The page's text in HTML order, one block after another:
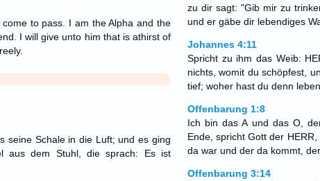
to pass. I am the Alpha and the
I will give unto him that is athirst of
seine Schale in die Luft; und es ging
aus dem Stuhl, die sprach: Es ist
zu dir sagt: "Gib mir zu
und er gäbe dir lebendiges
Johannes 4:11
Spricht zu ihm das Weib:
nichts, womit du schöpfest,
tief; woher hast du denn
Offenbarung 1:8
Ich bin das A und das O,
Ende, spricht Gott der
da war und der da kommt,
Offenbarung 3:14